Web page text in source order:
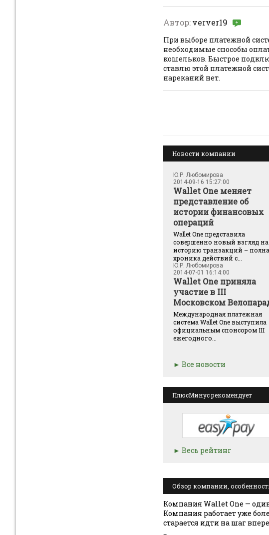
Автор:verver19
При выборе платежной
необходимые способы
кошельков. Быстрое
ставлю этой платежной
нареканий нет.
Новости компании
Ю.Р. Любомирова
2014-09-16 15:27:00
Wallet One меняет
представление об
истории финансовых
операций
Wallet One представила
совершенно новый взгляд на
историю транзакций –
хроника действий с...
Ю.Р. Любомирова
2014-07-01 16:14:00
Wallet One приняла
участие в III
Московском
Международная платежная
система Wallet One выступила
официальным спонсором III
ежегодного...
Все новости
ПлюсМинус рекомендует
Весь рейтинг
Обзор компании,
Компания Wallet One —
Компания работает уже
старается идти на шаг